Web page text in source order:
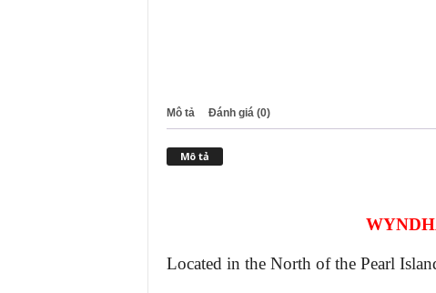
Mô tả Đánh giá (0)
Mô tả
Located in the North of the Pearl